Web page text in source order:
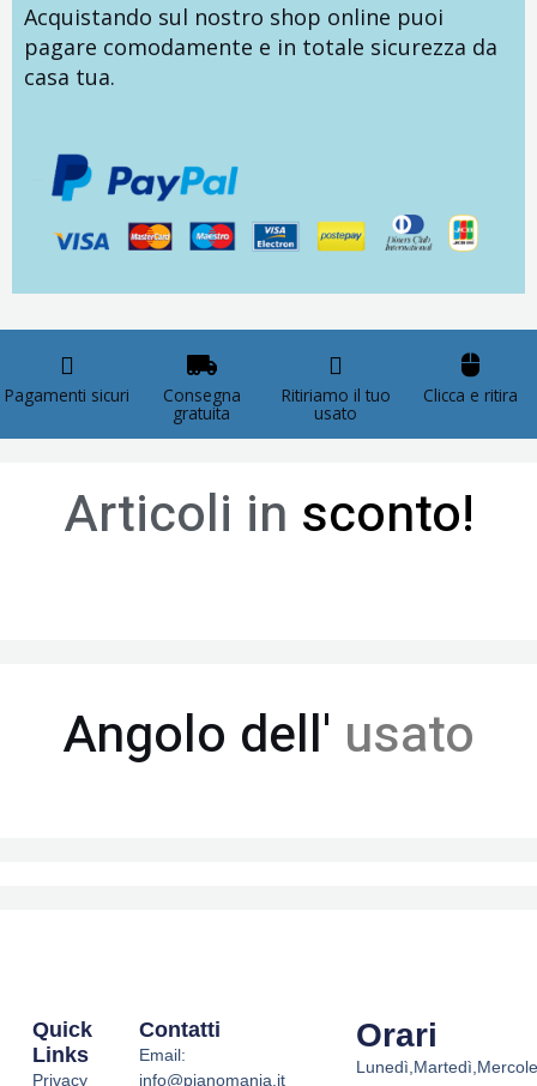
Acquistando sul nostro shop online puoi
pagare comodamente e in totale sicurezza da
casa tua.
Pagamenti sicuri Consegna
gratuita
Ritiriamo il tuo
usato
Clicca e ritira
Articoli in sconto!
Angolo dell' usato
Orari
Quick
Links
Privacy
Contatti
Email:
info@pianomania.it